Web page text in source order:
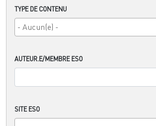
TYPE DE CONTENU
AUTEUR.E/MEMBRE ESO
SITE ESO